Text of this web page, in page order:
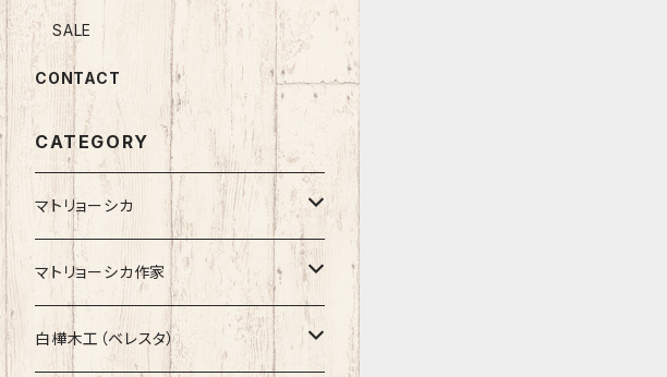
SALE
CONTACT
CATEGORY
マトリョーシカ
ノン入れ子マトリョーシカ
イコンモチーフ
マトリョーシカ作家
イリーナ・ヴァトゥルーシキナ
白樺木工（ベレスタ）